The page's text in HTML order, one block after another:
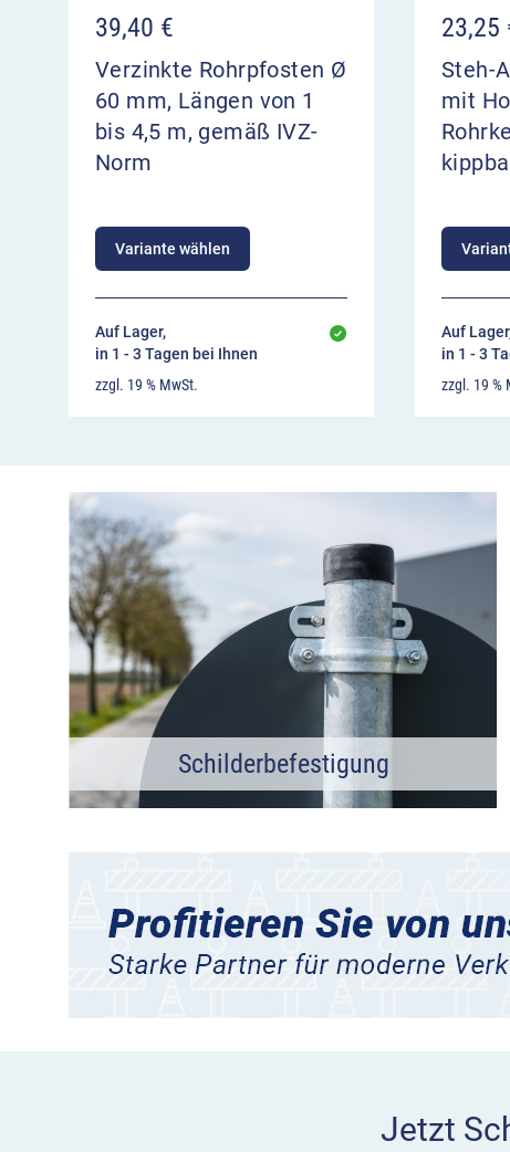
39,40 €
Verzinkte Rohrpfosten Ø
60 mm, Längen von 1
bis 4,5 m, gemäß IVZ-
Norm
Variante wählen
Auf Lager,
in 1 - 3 Tagen bei Ihnen
zzgl. 19 % MwSt.
23,25
Steh-
mit
Auf
in 1 - 3
zzgl. 19 %
Schilderbefestigung
Jetzt